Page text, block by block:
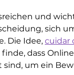
und
sich
Die Idee, cuidar
dass
um ein